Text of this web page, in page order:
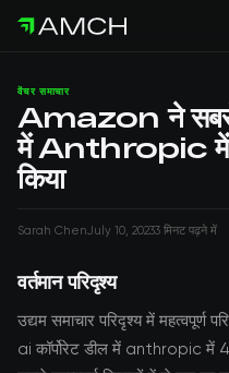
वेंचर समाचार
Amazon ने सबसे
में Anthropic में 4
किया
Sarah ChenJuly 10, 20233 मिनट पढ़ने में
वर्तमान परिदृश्य
उद्यम समाचार परिदृश्य में
ai कॉर्पोरेट डील में anthropic में